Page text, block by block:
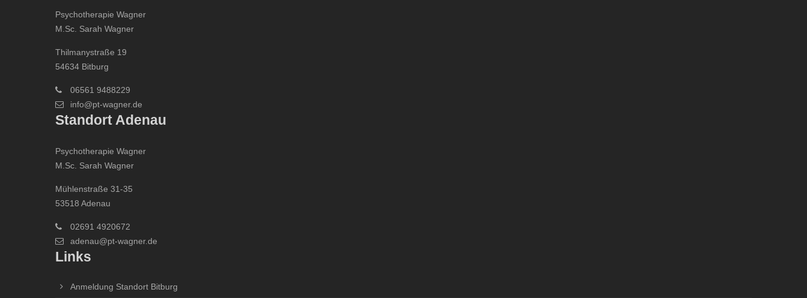
Psychotherapie Wagner
M.Sc. Sarah Wagner
Thilmanystraße 19
54634 Bitburg
06561 9488229
info@pt-wagner.de
Standort Adenau
Psychotherapie Wagner
M.Sc. Sarah Wagner
Mühlenstraße 31-35
53518 Adenau
02691 4920672
adenau@pt-wagner.de
Links
Anmeldung Standort Bitburg